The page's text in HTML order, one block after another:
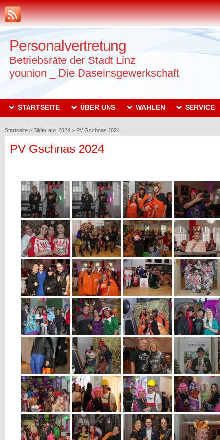
Personalvertretung
Betriebsräte der Stadt Linz
younion _ Die Daseinsgewerkschaft
STARTSEITE ÜBER UNS WAHLEN SERVICE
Startseite > Bilder aus 2024 > PV Gschnas 2024
PV Gschnas 2024